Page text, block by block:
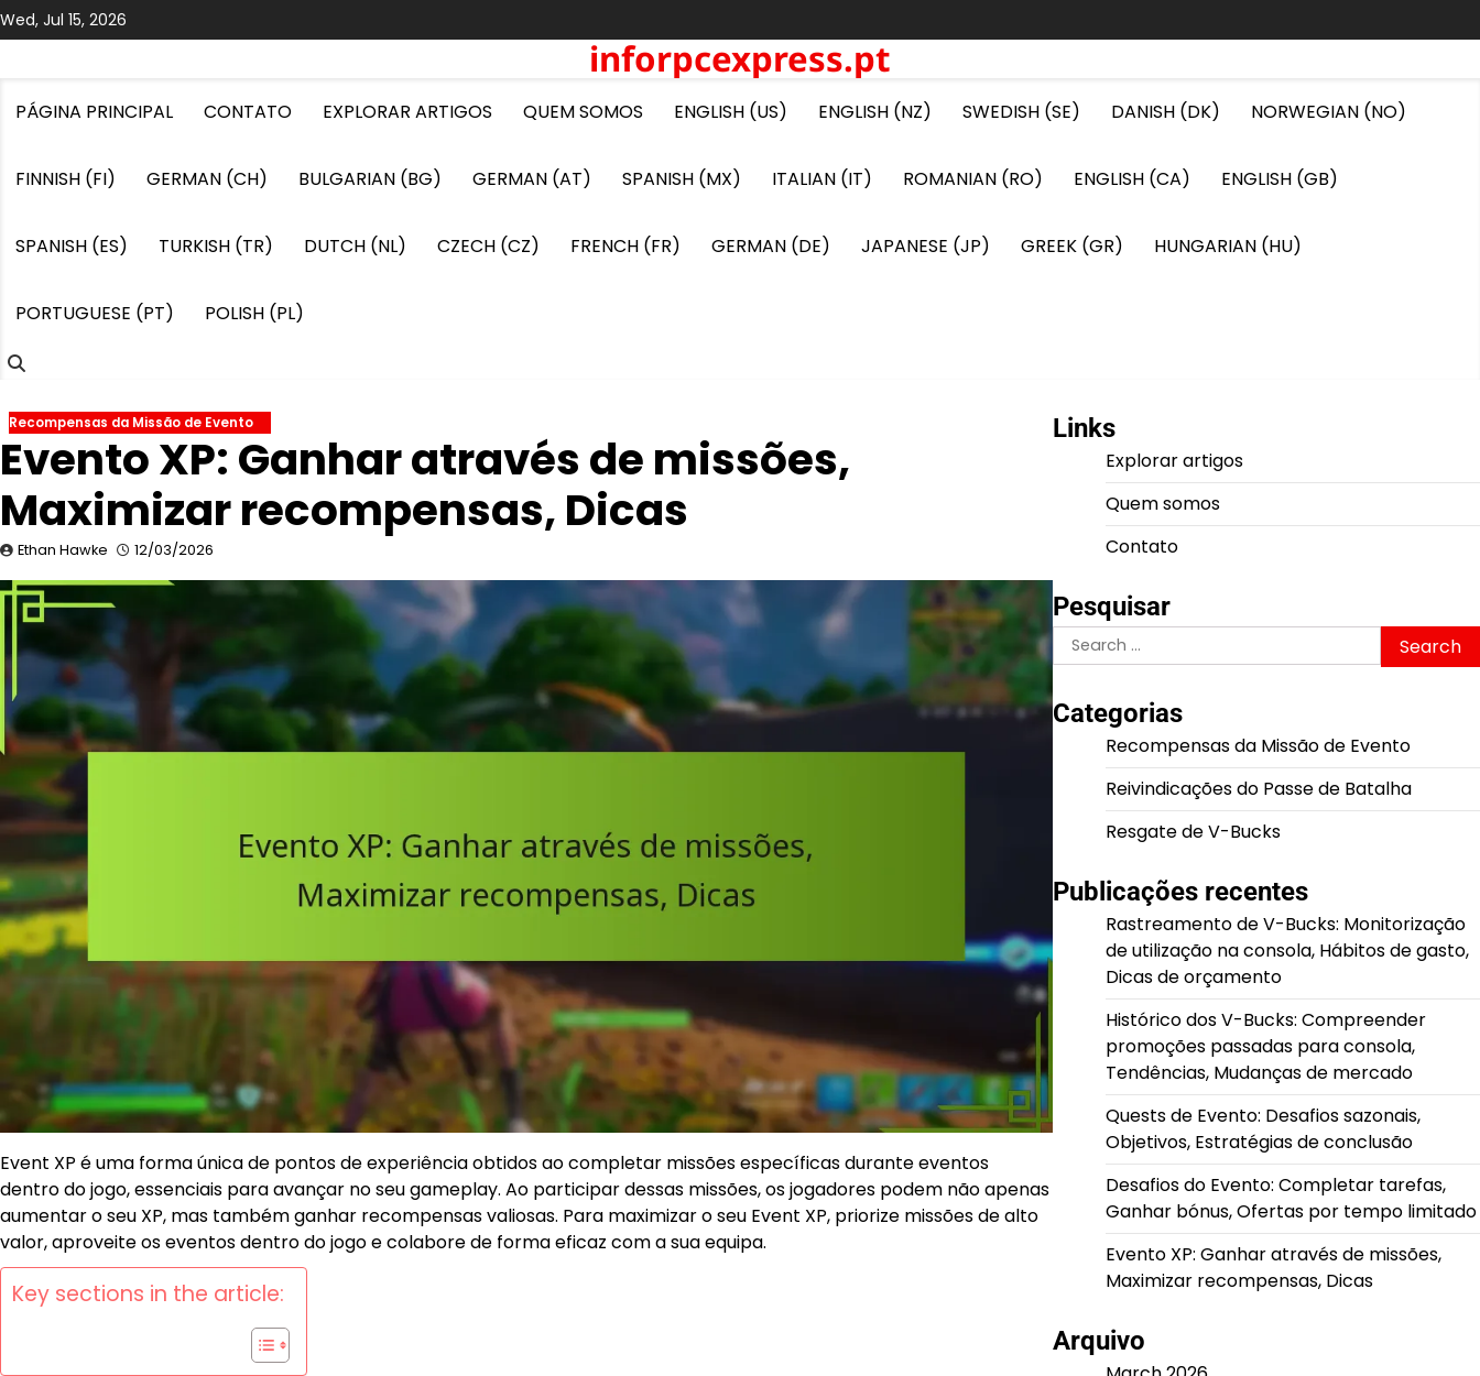
Skip
to
Wed, Jul 15, 2026
inforpcexpress.pt
PÁGINA PRINCIPAL CONTATO EXPLORAR ARTIGOS QUEM SOMOS ENGLISH (US) ENGLISH (NZ) SWEDISH (SE) DANISH (DK) NORWEGIAN (NO)
FINNISH (FI) GERMAN (CH) BULGARIAN (BG) GERMAN (AT) SPANISH (MX) ITALIAN (IT) ROMANIAN (RO) ENGLISH (CA) ENGLISH (GB)
SPANISH (ES) TURKISH (TR) DUTCH (NL) CZECH (CZ) FRENCH (FR) GERMAN (DE) JAPANESE (JP) GREEK (GR) HUNGARIAN (HU)
PORTUGUESE (PT) POLISH (PL)
Recompensas da Missão de Evento
Evento XP: Ganhar através de missões,
Maximizar recompensas, Dicas
Ethan Hawke 12/03/2026
Event XP é uma forma única de pontos de experiência obtidos ao completar missões específicas durante eventos
dentro do jogo, essenciais para avançar no seu gameplay. Ao participar dessas missões, os jogadores podem não apenas
aumentar o seu XP, mas também ganhar recompensas valiosas. Para maximizar o seu Event XP, priorize missões de alto
valor, aproveite os eventos dentro do jogo e colabore de forma eficaz com a sua equipa.
Key sections in the article:
Links
Explorar artigos
Quem somos
Contato
Pesquisar
Search
for:
Categorias
Recompensas da Missão de Evento
Reivindicações do Passe de Batalha
Resgate de V-Bucks
Publicações recentes
Rastreamento de V-Bucks: Monitorização
de utilização na consola, Hábitos de gasto,
Dicas de orçamento
Histórico dos V-Bucks: Compreender
promoções passadas para consola,
Tendências, Mudanças de mercado
Quests de Evento: Desafios sazonais,
Objetivos, Estratégias de conclusão
Desafios do Evento: Completar tarefas,
Ganhar bónus, Ofertas por tempo limitado
Evento XP: Ganhar através de missões,
Maximizar recompensas, Dicas
Arquivo